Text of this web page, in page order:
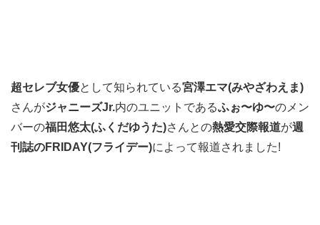
超セレブ女優として知られている宮澤エマ(みやざわえま)
さんがジャニーズJr.内のユニットであるふぉ〜ゆ〜のメン
バーの福田悠太(ふくだゆうた)さんとの熱愛交際報道が週
刊誌のFRIDAY(フライデー)によって報道されました!